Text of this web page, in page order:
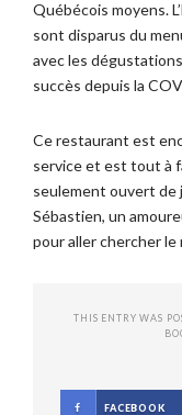
Québécois moyens.
sont disparus du
avec les
succès depuis la
Ce restaurant est
service et est tout à
seulement ouvert de
Sébastien, un
pour aller chercher le
THIS ENTRY WAS
FACEBOOK